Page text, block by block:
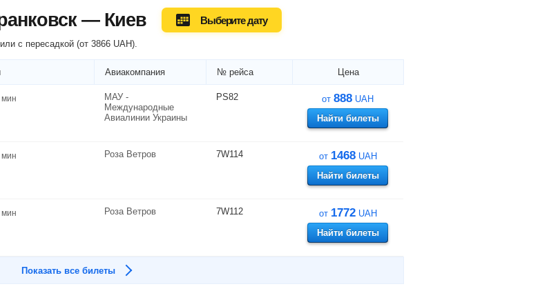
— Киев Выберите дату
с пересадкой (от 3866 UAH).
Авиакомпания № рейса Цена
мин
МАУ -
Международные
Авиалинии Украины
PS82 от 888 UAH
Найти билеты
мин Роза Ветров 7W114 от 1468 UAH
Найти билеты
мин Роза Ветров 7W112 от 1772 UAH
Найти билеты
Показать все билеты